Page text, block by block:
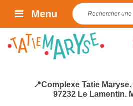
Mon
Rechercher :
Menu
📍Complexe Tatie
97232 Le Lamentin.